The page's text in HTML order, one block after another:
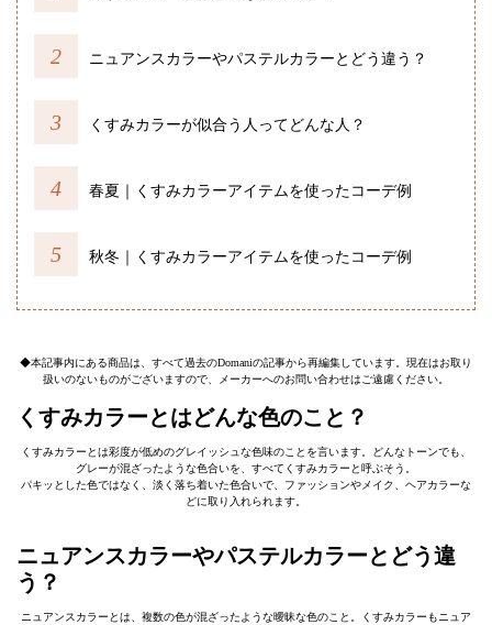
ニュアンスカラーやパステルカラーとどう違う？
くすみカラーが似合う人ってどんな人？
春夏｜くすみカラーアイテムを使ったコーデ例
秋冬｜くすみカラーアイテムを使ったコーデ例
◆本記事内にある商品は、すべて過去のDomaniの記事から再編集しています。現在はお取り
扱いのないものがございますので、メーカーへのお問い合わせはご遠慮ください。
くすみカラーとはどんな色のこと？
くすみカラーとは彩度が低めのグレイッシュな色味のことを言います。どんなトーンでも、
グレーが混ざったような色合いを、すべてくすみカラーと呼ぶそう。
パキッとした色ではなく、淡く落ち着いた色合いで、ファッションやメイク、ヘアカラーな
どに取り入れられます。
ニュアンスカラーやパステルカラーとどう違
う？
ニュアンスカラーとは、複数の色が混ざったような曖昧な色のこと。くすみカラーもニュア